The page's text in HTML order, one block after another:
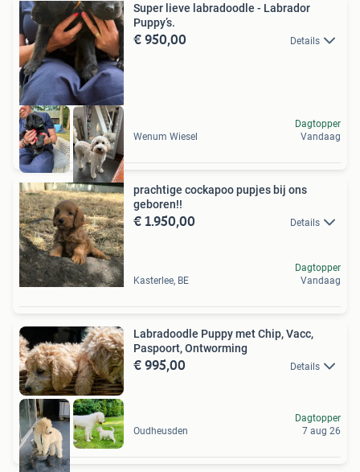
Super lieve labradoodle - Labrador
Puppy’s.
€ 950,00 Details
Wenum Wiesel
Dagtopper
Vandaag
prachtige cockapoo pupjes bij ons
geboren!!
€ 1.950,00 Details
Kasterlee, BE
Dagtopper
Vandaag
Labradoodle Puppy met Chip, Vacc,
Paspoort, Ontworming
€ 995,00 Details
Oudheusden
Dagtopper
7 aug 26